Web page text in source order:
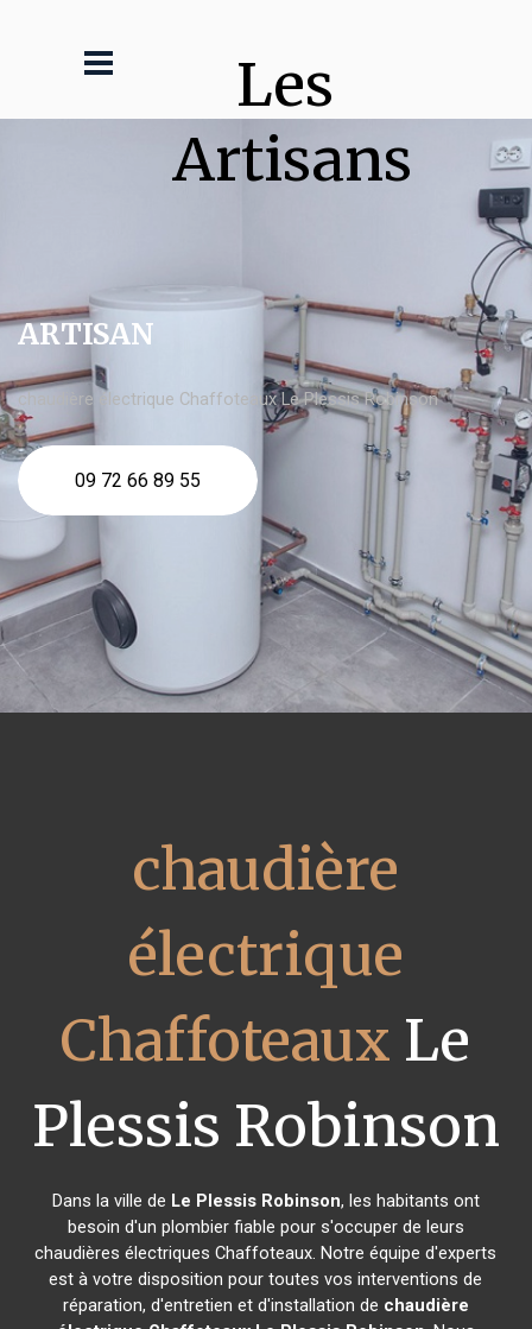
Les
Artisans
ARTISAN
chaudière électrique Chaffoteaux Le Plessis Robinson
09 72 66 89 55
chaudière
électrique
Chaffoteaux Le
Plessis Robinson
Dans la ville de Le Plessis Robinson, les habitants ont
besoin d'un plombier fiable pour s'occuper de leurs
chaudières électriques Chaffoteaux. Notre équipe d'experts
est à votre disposition pour toutes vos interventions de
réparation, d'entretien et d'installation de chaudière